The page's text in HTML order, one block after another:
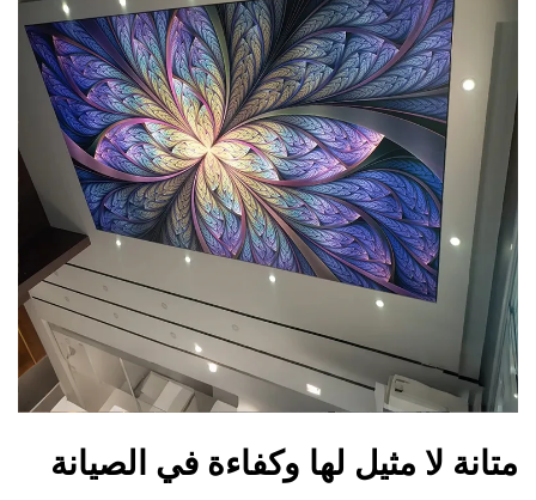
متانة لا مثيل لها وكفاءة في الصيانة